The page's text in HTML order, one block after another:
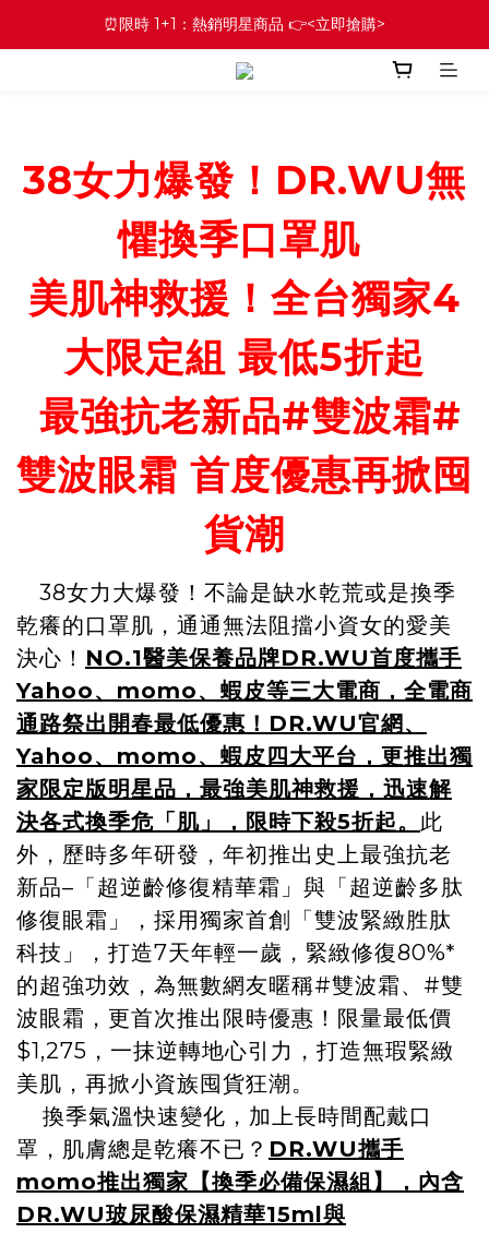
⏰限時 1+1：熱銷明星商品 👉<立即搶購>
38女力爆發！DR.WU無
懼換季口罩肌
美肌神救援！全台獨家4
大限定組 最低5折起
最強抗老新品#雙波霜#
雙波眼霜 首度優惠再掀囤
貨潮
38女力大爆發！不論是缺水乾荒或是換季
乾癢的口罩肌，通通無法阻擋小資女的愛美
決心！ NO.1醫美保養品牌DR.WU首度攜手
Yahoo、momo、蝦皮等三大電商，全電商
通路祭出開春最低優惠！DR.WU官網、
Yahoo、momo、蝦皮四大平台，更推出獨
家限定版明星品，最強美肌神救援，迅速解
決各式換季危「肌」，限時下殺5折起。 此
外，歷時多年研發，年初推出史上最強抗老
新品–「超逆齡修復精華霜」與「超逆齡多肽
修復眼霜」，採用獨家首創「雙波緊緻胜肽
科技」，打造7天年輕一歲，緊緻修復80%*
的超強功效，為無數網友暱稱#雙波霜、#雙
波眼霜，更首次推出限時優惠！限量最低價
$1,275，一抹逆轉地心引力，打造無瑕緊緻
美肌，再掀小資族囤貨狂潮。
換季氣溫快速變化，加上長時間配戴口
罩，肌膚總是乾癢不已？ DR.WU攜手
momo推出獨家【換季必備保濕組】，內含
DR.WU玻尿酸保濕精華15ml與